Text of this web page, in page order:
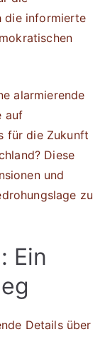
die informierte
alarmierende
auf
für die Zukunft
Diese
und
zu
Ein
Details über